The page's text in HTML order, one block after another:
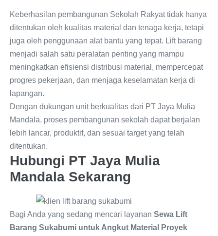
Keberhasilan pembangunan Sekolah Rakyat tidak hanya
ditentukan oleh kualitas material dan tenaga kerja, tetapi
juga oleh penggunaan alat bantu yang tepat. Lift barang
menjadi salah satu peralatan penting yang mampu
meningkatkan efisiensi distribusi material, mempercepat
progres pekerjaan, dan menjaga keselamatan kerja di
lapangan.
Dengan dukungan unit berkualitas dari PT Jaya Mulia
Mandala, proses pembangunan sekolah dapat berjalan
lebih lancar, produktif, dan sesuai target yang telah
ditentukan.
Hubungi PT Jaya Mulia
Mandala Sekarang
Bagi Anda yang sedang mencari layanan Sewa Lift
Barang Sukabumi untuk Angkut Material Proyek